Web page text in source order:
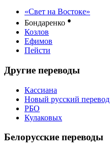
«Свет на Востоке»
Бондаренко ●
Козлов
Ефимов
Пейсти
Другие переводы
Кассиана
Новый русский перевод
РБО
Кулаковых
Белорусские переводы